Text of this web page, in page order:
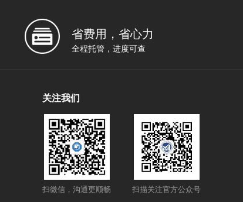
省费用，省心力
全程托管，进度可查
关注我们
扫微信，沟通更顺畅 扫描关注官方公众号